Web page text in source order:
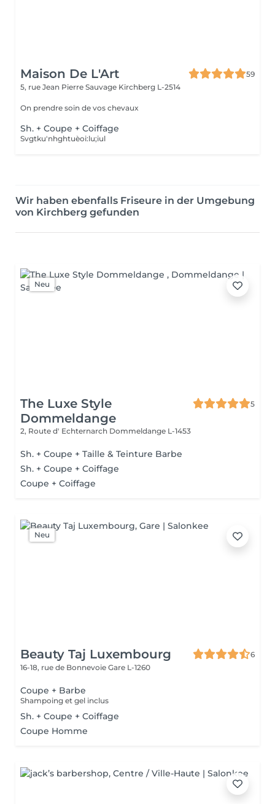
Maison De L'Art
59
5, rue Jean Pierre Sauvage Kirchberg L-2514
On prendre soin de vos chevaux
Sh. + Coupe + Coiffage
Svgtku'nhghtuèoi:lu;iul
Wir haben ebenfalls Friseure in der Umgebung
von Kirchberg gefunden
Neu
The Luxe Style
Dommeldange
5
2, Route d' Echternarch Dommeldange L-1453
Sh. + Coupe + Taille & Teinture Barbe
Sh. + Coupe + Coiffage
Coupe + Coiffage
Neu
Beauty Taj Luxembourg
6
16-18, rue de Bonnevoie Gare L-1260
Coupe + Barbe
Shampoing et gel inclus
Sh. + Coupe + Coiffage
Coupe Homme